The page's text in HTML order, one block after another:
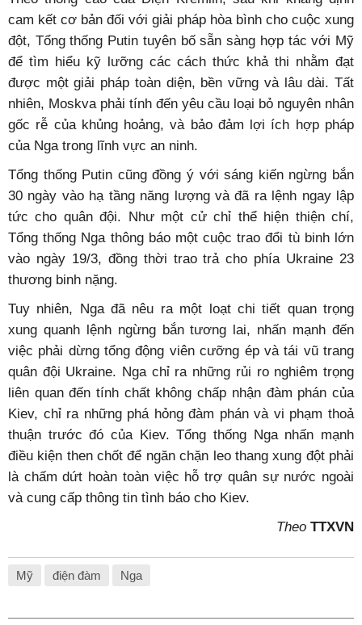
cam kết cơ bản đối với giải pháp hòa bình cho cuộc xung
đột, Tổng thống Putin tuyên bố sẵn sàng hợp tác với Mỹ
để tìm hiểu kỹ lưỡng các cách thức khả thi nhằm đạt
được một giải pháp toàn diện, bền vững và lâu dài. Tất
nhiên, Moskva phải tính đến yêu cầu loại bỏ nguyên nhân
gốc rễ của khủng hoảng, và bảo đảm lợi ích hợp pháp
của Nga trong lĩnh vực an ninh.
Tổng thống Putin cũng đồng ý với sáng kiến ngừng bắn
30 ngày vào hạ tầng năng lượng và đã ra lệnh ngay lập
tức cho quân đội. Như một cử chỉ thể hiện thiện chí,
Tổng thống Nga thông báo một cuộc trao đổi tù binh lớn
vào ngày 19/3, đồng thời trao trả cho phía Ukraine 23
thương binh nặng.
Tuy nhiên, Nga đã nêu ra một loạt chi tiết quan trọng
xung quanh lệnh ngừng bắn tương lai, nhấn mạnh đến
việc phải dừng tổng động viên cưỡng ép và tái vũ trang
quân đội Ukraine. Nga chỉ ra những rủi ro nghiêm trọng
liên quan đến tính chất không chấp nhận đàm phán của
Kiev, chỉ ra những phá hỏng đàm phán và vi phạm thoả
thuận trước đó của Kiev. Tổng thống Nga nhấn mạnh
điều kiện then chốt để ngăn chặn leo thang xung đột phải
là chấm dứt hoàn toàn việc hỗ trợ quân sự nước ngoài
và cung cấp thông tin tình báo cho Kiev.
Theo TTXVN
Mỹ điện đàm Nga